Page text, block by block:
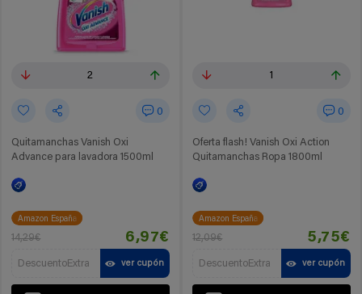
2
0
Quitamanchas Vanish Oxi
Advance para lavadora 1500ml
Amazon España
14,29€ 6,97€
DescuentoExtra ver cupón
1
0
Oferta flash! Vanish Oxi Action
Quitamanchas Ropa 1800ml
Amazon España
12,09€ 5,75€
DescuentoExtra ver cupón